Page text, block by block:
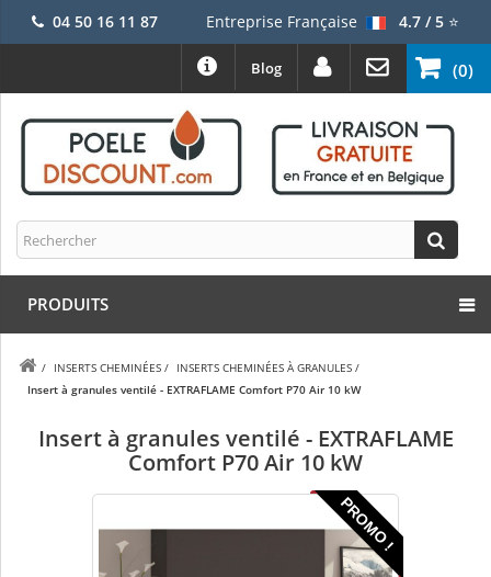
04 50 16 11 87 Entreprise Française 4.7 / 5⭐
(0)
Blog
PRODUITS
/ INSERTS CHEMINÉES / INSERTS CHEMINÉES À GRANULES /
Insert à granules ventilé - EXTRAFLAME Comfort P70 Air 10 kW
Insert à granules ventilé - EXTRAFLAME
Comfort P70 Air 10 kW
PROMO !